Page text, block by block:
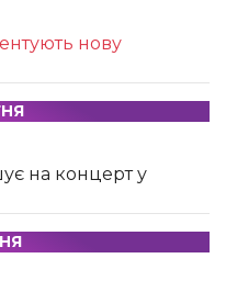
нову
на концерт у